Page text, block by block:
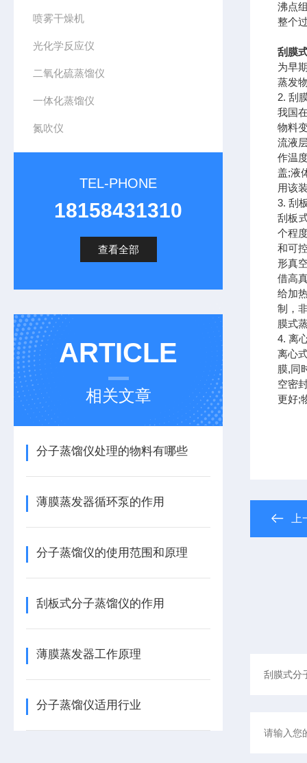
喷雾干燥机
光化学反应仪
二氧化硫蒸馏仪
一体化蒸馏仪
氮吹仪
TEL-PHONE
18158431310
查看全部
ARTICLE
相关文章
分子蒸馏仪处理的物料有哪些
薄膜蒸发器循环泵的作用
分子蒸馏仪的使用范围和原理
刮板式分子蒸馏仪的作用
薄膜蒸发器工作原理
分子蒸馏仪适用行业
沸点
整个
刮膜
为早
蒸发
2. 刮
我国
物料
流液
作温
盖;液
用该
3. 刮
刮板
个程
和可
形真
借高
给加
制，
膜式
4. 离
离心
膜,同
空密
更好;